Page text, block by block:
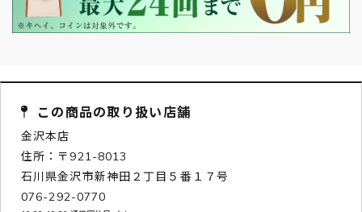
この商品の取り扱い店舗
金沢本店
住所：〒921-8013
石川県金沢市新神田２丁目５番１７号
076-292-0770